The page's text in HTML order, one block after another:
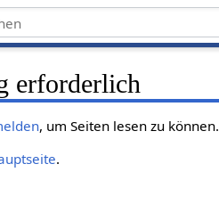
erforderlich
, um Seiten lesen zu können.
.